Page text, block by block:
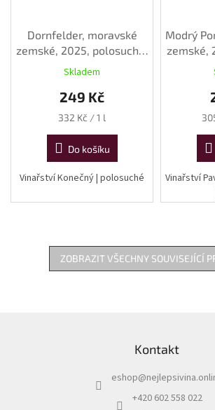
Dornfelder, moravské
zemské, 2025, polosuché,
0,75 l
Skladem
249 Kč
Měrná
332 Kč / 1 l
Do košíku
Vinařství Konečný | polosuché
Modrý
zemské,
Vinařství
ZOBRAZIT VŠECHNY SOUVISEJÍCÍ
Kontakt
eshop@
+420 602 558 022